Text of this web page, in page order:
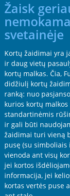
Žaisk
svetainėje
Kortų žaidimai yra
ir daug vietų
kortų malkas. Čia,
didžiulį kortų
ranką: nuo
kurios kortų
standartinėmis
ir gali būti
žaidimai turi vieną
pusę (su
vienoda ant visų
jei kortos
informacija, jei
kortas vertės puse